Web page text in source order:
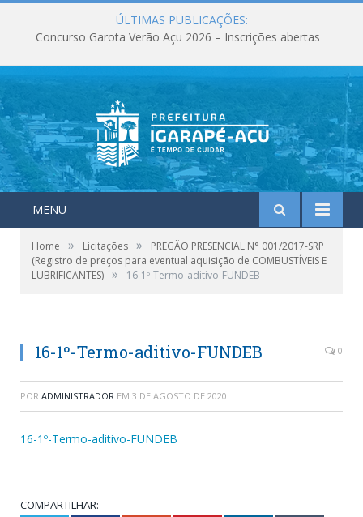
ÚLTIMAS PUBLICAÇÕES:
Concurso Garota Verão Açu 2026 – Inscrições abertas
MENU
Home » Licitações »
PREGÃO PRESENCIAL N° 001/2017-SRP
(Registro de preços para eventual aquisição de COMBUSTÍVEIS E
LUBRIFICANTES) » 16-1º-Termo-aditivo-FUNDEB
16-1º-Termo-aditivo-FUNDEB 0
POR ADMINISTRADOR EM 3 DE AGOSTO DE 2020
16-1º-Termo-aditivo-FUNDEB
COMPARTILHAR: